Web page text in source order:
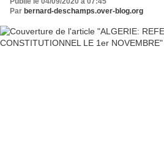
Par bernard-deschamps.over-blog.org